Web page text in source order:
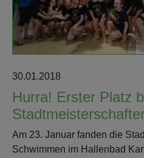
30.01.2018
Hurra! Erster Platz
Am 23. Januar fanden die
Schwimmen im Hallenbad